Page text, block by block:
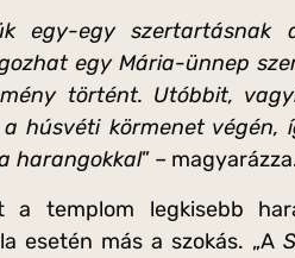
egy-egy
egy Mária-ünnep
történt. Utóbbit,
húsvéti körmenet
harangokkal” –
templom legkisebb
esetén más a szokás. „A